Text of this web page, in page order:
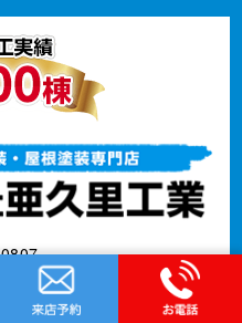
6金田ウェルズD区画